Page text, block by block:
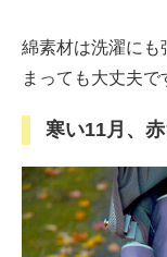
綿素材は洗濯にも
まっても大丈夫で
寒い11月、